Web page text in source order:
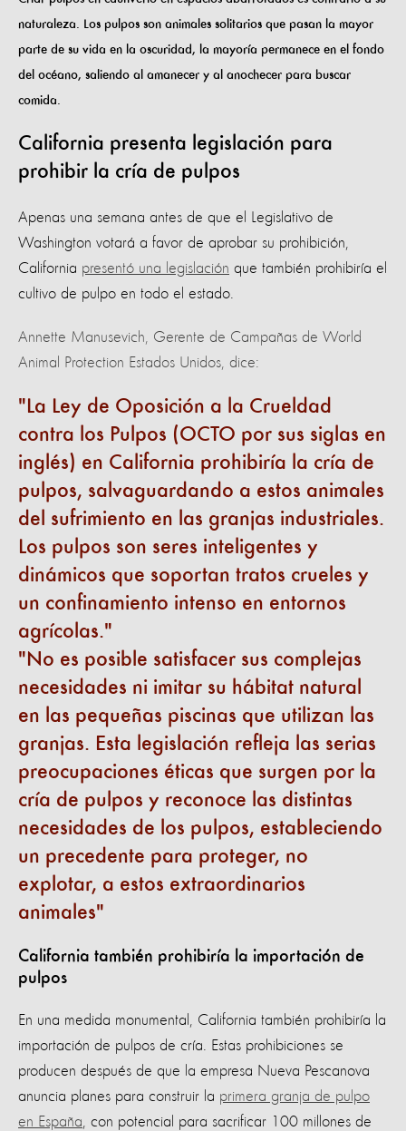
naturaleza. Los pulpos son animales solitarios que pasan la mayor
parte de su vida en la oscuridad, la mayoría permanece en el fondo
del océano, saliendo al amanecer y al anochecer para buscar
comida.
California presenta legislación para
prohibir la cría de pulpos
Apenas una semana antes de que el Legislativo de
Washington votará a favor de aprobar su prohibición,
California presentó una legislación que también prohibiría el
cultivo de pulpo en todo el estado.
Annette Manusevich, Gerente de Campañas de World
Animal Protection Estados Unidos, dice:
La Ley de Oposición a la Crueldad
contra los Pulpos (OCTO por sus siglas en
inglés) en California prohibiría la cría de
pulpos, salvaguardando a estos animales
del sufrimiento en las granjas industriales.
Los pulpos son seres inteligentes y
dinámicos que soportan tratos crueles y
un confinamiento intenso en entornos
agrícolas.
No es posible satisfacer sus complejas
necesidades ni imitar su hábitat natural
en las pequeñas piscinas que utilizan las
granjas. Esta legislación refleja las serias
preocupaciones éticas que surgen por la
cría de pulpos y reconoce las distintas
necesidades de los pulpos, estableciendo
un precedente para proteger, no
explotar, a estos extraordinarios
animales
California también prohibiría la importación de
pulpos
En una medida monumental, California también prohibiría la
importación de pulpos de cría. Estas prohibiciones se
producen después de que la empresa Nueva Pescanova
anuncia planes para construir la primera granja de pulpo
en España , con potencial para sacrificar 100 millones de